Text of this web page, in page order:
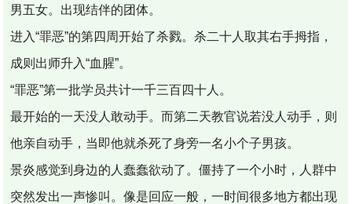
男五女。出现结伴的团体。
进入“罪恶”的第四周开始了杀戮。杀二十人取其右手拇指，
成则出师升入“血腥”。
“罪恶”第一批学员共计一千三百四十人。
最开始的一天没人敢动手。而第二天教官说若没人动手，则
他亲自动手，当即他就杀死了身旁一名小个子男孩。
景炎感觉到身边的人蠢蠢欲动了。僵持了一个小时，人群中
突然发出一声惨叫。像是回应一般，一时间很多地方都出现